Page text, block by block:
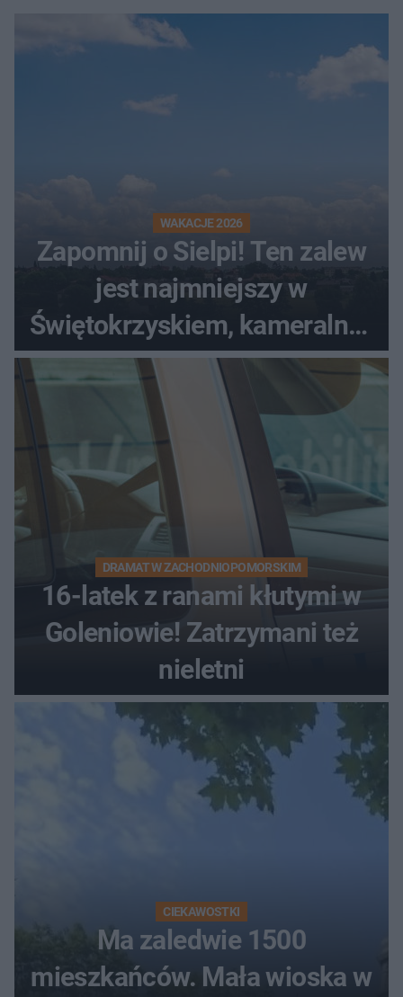
WAKACJE 2026
Zapomnij o Sielpi! Ten zalew
jest najmniejszy w
Świętokrzyskiem, kameralny i
bez tłumów
DRAMAT W ZACHODNIOPOMORSKIM
16-latek z ranami kłutymi w
Goleniowie! Zatrzymani też
nieletni
CIEKAWOSTKI
Ma zaledwie 1500
mieszkańców. Mała wioska w